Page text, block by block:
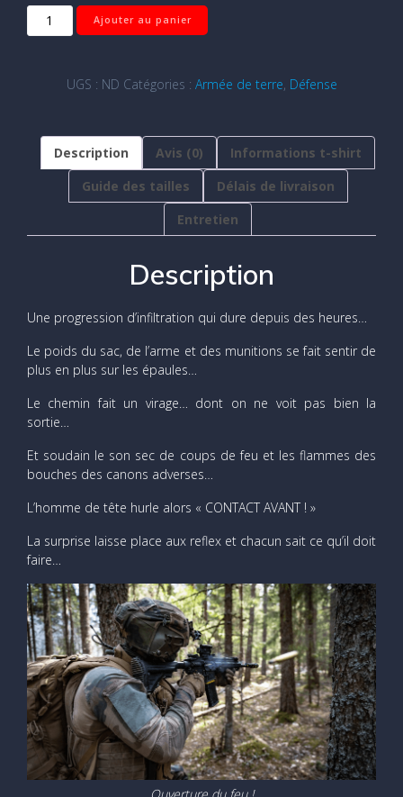
quantité
de
Ajouter au panier
UGS : ND Catégories : Armée de terre, Défense
Description Avis (0)
Informations t-shirt
Guide des tailles
Délais de livraison
Entretien
Description
Une progression d’infiltration qui dure depuis des heures…
Le poids du sac, de l’arme et des munitions se fait sentir de
plus en plus sur les épaules…
Le chemin fait un virage… dont on ne voit pas bien la
sortie…
Et soudain le son sec de coups de feu et les flammes des
bouches des canons adverses…
L’homme de tête hurle alors « CONTACT AVANT ! »
La surprise laisse place aux reflex et chacun sait ce qu’il doit
faire…